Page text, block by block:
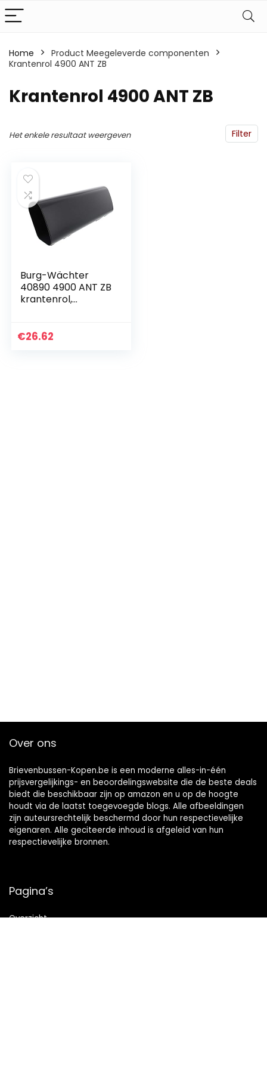
Home Product Meegeleverde componenten
Krantenrol 4900 ANT ZB
‎Krantenrol 4900 ANT ZB
Filter
Het enkele resultaat weergeven
Burg-Wächter
40890 4900 ANT ZB
krantenrol,
€26.62
Over ons
Brievenbussen-Kopen.be is een moderne alles-in-één
prijsvergelijkings- en beoordelingswebsite die de beste deals
biedt die beschikbaar zijn op amazon en u op de hoogte
houdt via de laatst toegevoegde blogs. Alle afbeeldingen
zijn auteursrechtelijk beschermd door hun respectievelijke
eigenaren. Alle geciteerde inhoud is afgeleid van hun
respectievelijke bronnen.
Pagina’s
Overzicht